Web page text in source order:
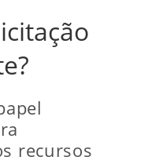
recursos